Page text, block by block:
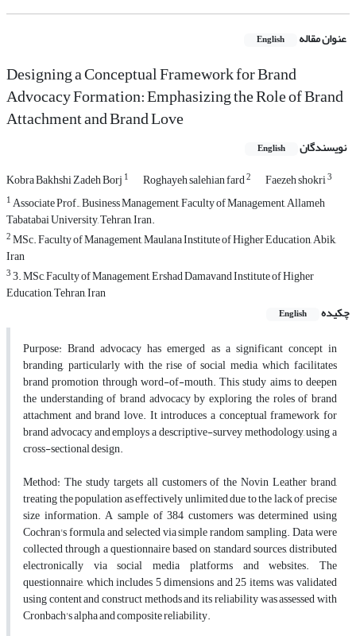
عنوان مقاله English
Designing a Conceptual Framework for Brand
Advocacy Formation: Emphasizing the Role of Brand
Attachment and Brand Love
نویسندگان English
Kobra Bakhshi Zadeh Borj 1 Roghayeh salehian fard2 Faezeh shokri3
1Associate Prof., Business Management, Faculty of Management, Allameh
Tabatabai University, Tehran, Iran.
2MSc. Faculty of Management, Maulana Institute of Higher Education, Abik,
Iran
33. MSc, Faculty of Management, Ershad Damavand Institute of Higher
Education, Tehran, Iran
چکیده
English
Purpose: Brand advocacy has emerged as a significant concept in
branding, particularly with the rise of social media, which facilitates
brand promotion through word-of-mouth. This study aims to deepen
the understanding of brand advocacy by exploring the roles of brand
attachment and brand love. It introduces a conceptual framework for
brand advocacy and employs a descriptive-survey methodology, using a
cross-sectional design.
Method: The study targets all customers of the Novin Leather brand,
treating the population as effectively unlimited due to the lack of precise
size information. A sample of 384 customers was determined using
Cochran's formula and selected via simple random sampling. Data were
collected through a questionnaire based on standard sources, distributed
electronically via social media platforms and websites. The
questionnaire, which includes 5 dimensions and 25 items, was validated
using content and construct methods and its reliability was assessed with
Cronbach's alpha and composite reliability.